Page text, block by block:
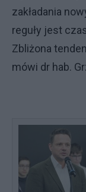
zakładania
reguły jest
Zbliżona
mówi dr hab.